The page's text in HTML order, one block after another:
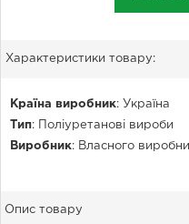
Характеристики товару:
Країна виробник: Україна
Тип: Поліуретанові вироби
Виробник: Власного
Опис товару